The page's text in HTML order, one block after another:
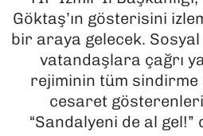
Göktaş’ın gösterisini
bir araya gelecek. Sosyal
vatandaşlara çağrı
rejiminin tüm sindirme
cesaret
“Sandalyeni de al gel!”
MAGAZİN
POLİTİKA
SAĞLIK
SPOR
Haber Arşivi